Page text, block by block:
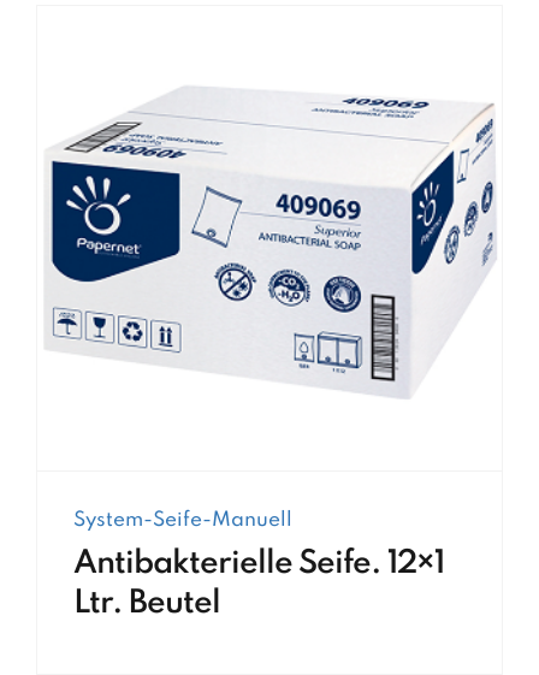
System-Seife-Manuell
Antibakterielle Seife. 12×1
Ltr. Beutel